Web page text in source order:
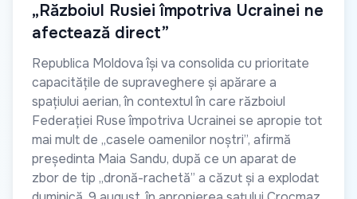
„Războiul Rusiei împotriva Ucrainei ne
afectează direct”
Republica Moldova își va consolida cu prioritate
capacitățile de supraveghere și apărare a
spațiului aerian, în contextul în care războiul
Federației Ruse împotriva Ucrainei se apropie tot
mai mult de „casele oamenilor noștri”, afirmă
președinta Maia Sandu, după ce un aparat de
zbor de tip „dronă-rachetă” a căzut și a explodat